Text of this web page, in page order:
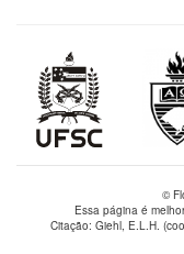
©
Essa página é
Citação: Giehl, E.L.H.